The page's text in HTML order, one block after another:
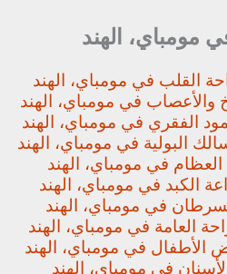
مومباي، الهند
القلب في مومباي، الهند
في مومباي، الهند
الفقري في مومباي، الهند
البولية في مومباي، الهند
في مومباي، الهند
الكبد في مومباي، الهند
في مومباي، الهند
العامة في مومباي، الهند
الأطفال في مومباي، الهند
في مومباي، الهند